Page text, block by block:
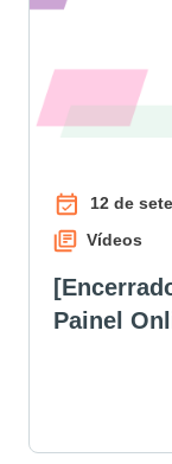
12 de
Vídeos
Painel